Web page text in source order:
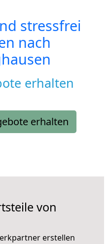
stressfrei
nach
erhalten
erhalten
von
erstellen